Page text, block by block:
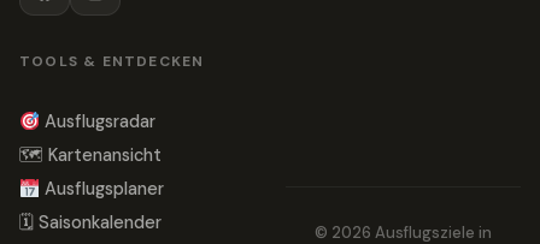
TOOLS & ENTDECKEN
Ausflugsradar
🗺 Kartenansicht
Ausflugsplaner
🗓 Saisonkalender
© 2026 Ausflugsziele in